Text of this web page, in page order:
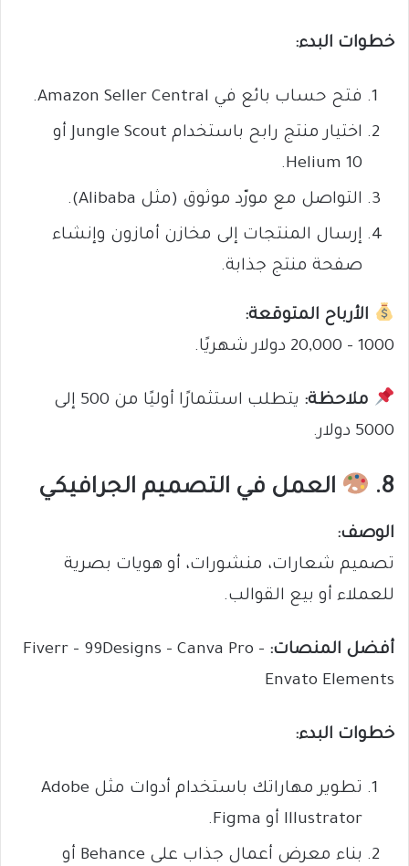
خطوات البدء:
فتح حساب بائع في Amazon Seller Central.
اختيار منتج رابح باستخدام Jungle Scout أو
Helium 10.
التواصل مع مورّد موثوق (مثل Alibaba).
إرسال المنتجات إلى مخازن أمازون وإنشاء
صفحة منتج جذابة.
الأرباح المتوقعة:
1000 – 20,000 دولار شهريًا.
ملاحظة:
يتطلب استثمارًا أوليًا من 500 إلى
5000 دولار.
8. العمل في التصميم الجرافيكي
الوصف:
تصميم شعارات، منشورات، أو هويات بصرية
للعملاء أو بيع القوالب.
أفضل المنصات: Fiverr – 99Designs – Canva Pro –
Envato Elements
خطوات البدء:
تطوير مهاراتك باستخدام أدوات مثل Adobe
Illustrator أو Figma.
بناء معرض أعمال جذاب على Behance أو